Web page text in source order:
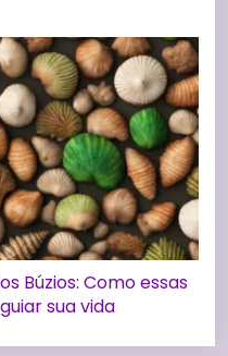
Búzios: Como essas
sua vida